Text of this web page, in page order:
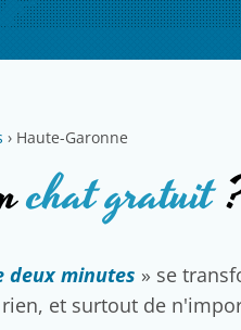
› Haute-Garonne
chat gratuit
deux minutes » se
et surtout de